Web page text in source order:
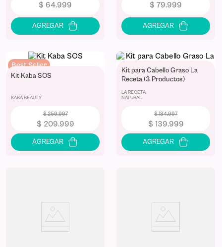
$ 64.999 $ 79.999
- 19 %
Best Seller
Kit Kaba SOS
KABA BEAUTY
$259.997
$ 209.999
-24 %
Kit para Cabello Graso La
Receta (3 Productos)
LA RECETA
NATURAL
$184.997
$ 139.999